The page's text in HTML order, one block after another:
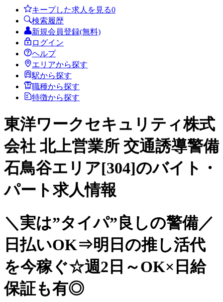
キープした求人を見る0
検索履歴
新規会員登録(無料)
ログイン
ヘルプ
エリアから探す
駅から探す
職種から探す
特徴から探す
東洋ワークセキュリティ株式
会社 北上営業所 交通誘導警備
石鳥谷エリア[304]のバイト・
パート求人情報
＼実は”タイパ”良しの警備／
日払いOK⇒明日の推し活代
を今稼ぐ☆週2日～OK×日給
保証も有◎